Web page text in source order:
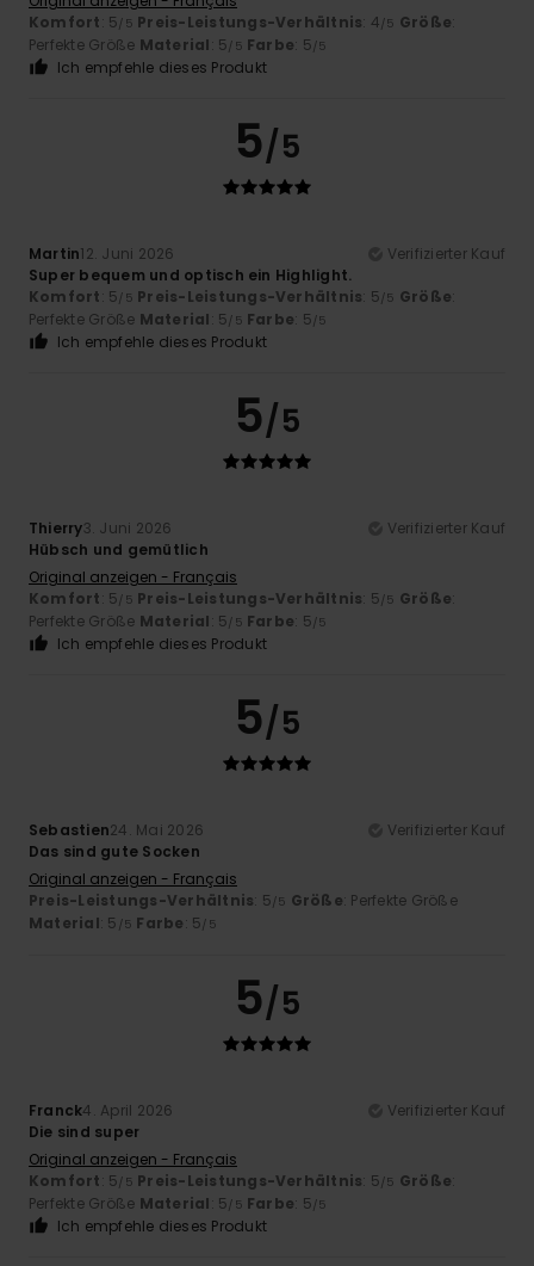
Komfort: 5/5 Preis-Leistungs-Verhältnis: 4/5 Größe:
Perfekte Größe Material: 5/5 Farbe: 5/5
Ich empfehle dieses Produkt
5/5
Martin12. Juni 2026
Verifizierter Kauf
Super bequem und optisch ein Highlight.
Komfort: 5/5 Preis-Leistungs-Verhältnis: 5/5 Größe:
Perfekte Größe Material: 5/5 Farbe: 5/5
Ich empfehle dieses Produkt
5/5
Thierry3. Juni 2026
Verifizierter Kauf
Hübsch und gemütlich
Original anzeigen - Français
Komfort: 5/5 Preis-Leistungs-Verhältnis: 5/5 Größe:
Perfekte Größe Material: 5/5 Farbe: 5/5
Ich empfehle dieses Produkt
5/5
Sebastien24. Mai 2026
Verifizierter Kauf
Das sind gute Socken
Original anzeigen - Français
Preis-Leistungs-Verhältnis: 5/5 Größe: Perfekte Größe
Material: 5 /5 Farbe: 5/5
5/5
Franck4. April 2026
Verifizierter Kauf
Die sind super
Original anzeigen - Français
Komfort: 5/5 Preis-Leistungs-Verhältnis: 5/5 Größe:
Perfekte Größe Material: 5/5 Farbe: 5/5
Ich empfehle dieses Produkt